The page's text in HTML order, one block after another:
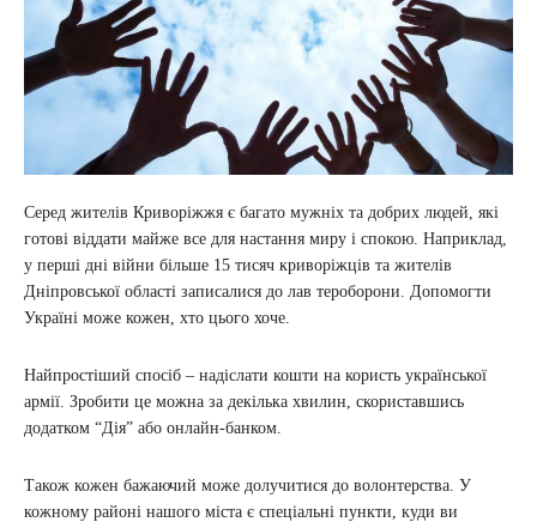
Серед жителів Криворіжжя є багато мужніх та добрих людей, які
готові віддати майже все для настання миру і спокою. Наприклад,
у перші дні війни більше 15 тисяч криворіжців та жителів
Дніпровської області записалися до лав тероборони. Допомогти
Україні може кожен, хто цього хоче.
Найпростіший спосіб – надіслати кошти на користь української
армії. Зробити це можна за декілька хвилин, скориставшись
додатком “Дія” або онлайн-банком.
Також кожен бажаючий може долучитися до волонтерства. У
кожному районі нашого міста є спеціальні пункти, куди ви